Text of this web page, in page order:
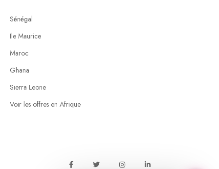
Sénégal
Ile Maurice
Maroc
Ghana
Sierra Leone
Voir les offres en Afrique